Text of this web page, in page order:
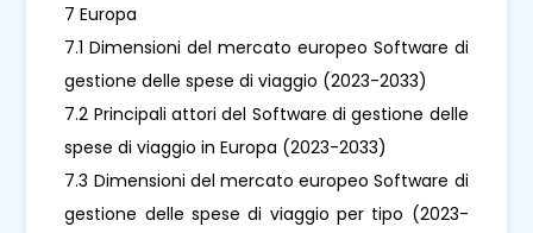
7 Europa
7.1 Dimensioni del mercato europeo Software di
gestione delle spese di viaggio (2023-2033)
7.2 Principali attori del Software di gestione delle
spese di viaggio in Europa (2023-2033)
7.3 Dimensioni del mercato europeo Software di
gestione delle spese di viaggio per tipo (2023-